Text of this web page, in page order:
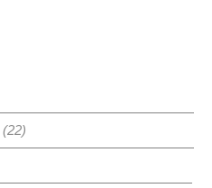
(22)